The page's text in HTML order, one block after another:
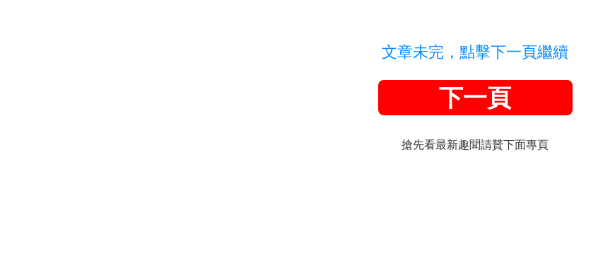
文章未完，點擊下一頁繼續
下一頁
搶先看最新趣聞請贊下面專頁